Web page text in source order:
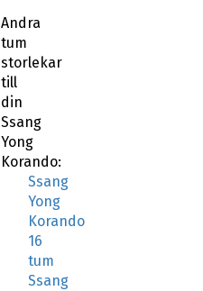
Andra
tum
storlekar
till
din
Ssang
Yong
Korando:
Ssang
Yong
Korando
16
tum
Ssang